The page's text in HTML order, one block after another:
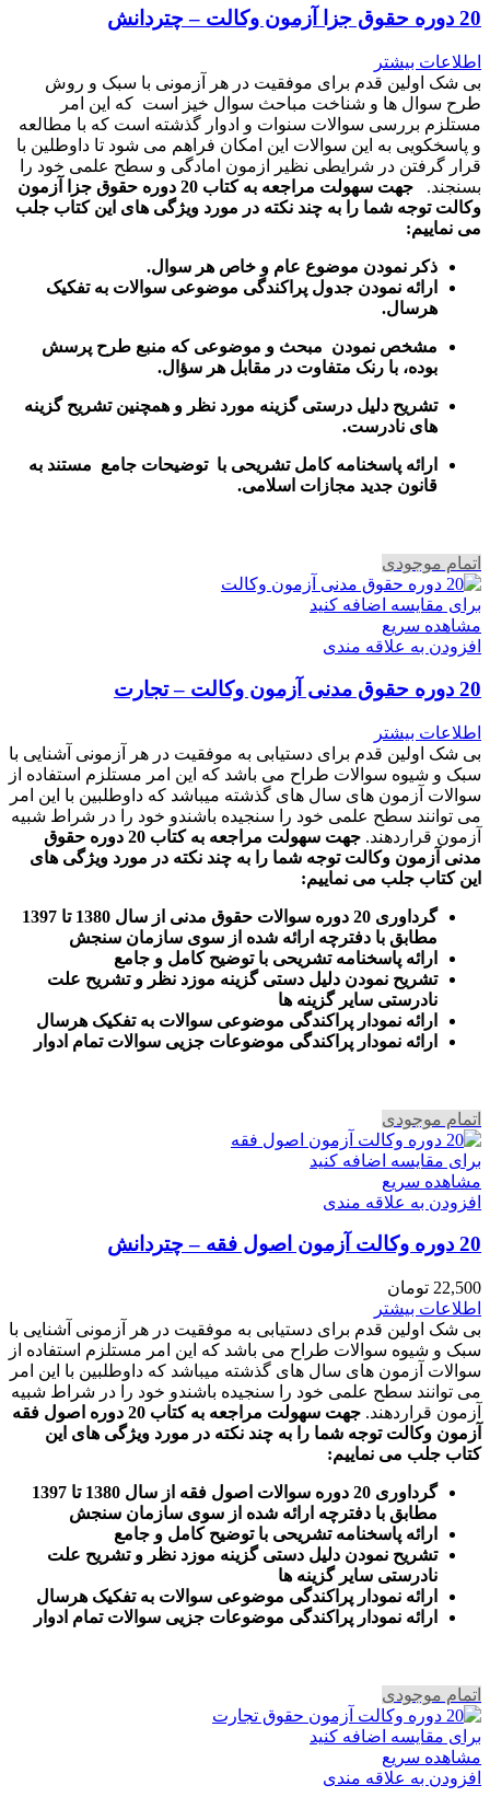
20 دوره حقوق جزا آزمون وکالت – چتردانش
اطلاعات بیشتر
بی شک اولین قدم برای موفقیت در هر آزمونی با سبک و روش
طرح سوال ها و شناخت مباحث سوال خیز است که این امر
مستلزم بررسی سوالات سنوات و ادوار گذشته است که با مطالعه
و پاسخکویی به این سوالات این امکان فراهم می شود تا داوطلین با
قرار گرفتن در شرایطی نظیر ازمون امادگی و سطح علمی خود را
بسنجند.
جهت سهولت مراجعه به کتاب 20 دوره حقوق جزا آزمون
وکالت توجه شما را به چند نکته در مورد ویژگی های این کتاب جلب
می نماییم:
ذکر نمودن موضوع عام و خاص هر سوال.
ارائه نمودن جدول پراکندگی موضوعی سوالات به تفکیک
هرسال.
مشخص نمودن مبحث و موضوعی که منبع طرح پرسش
بوده، با رنک متفاوت در مقابل هر سؤال.
تشریح دلیل درستی گزینه مورد نظر و همچنین تشریح گزینه
های نادرست.
ارائه پاسخنامه کامل تشریحی با توضیحات جامع مستند به
قانون جدید مجازات اسلامی.
اتمام موجودی
برای مقایسه اضافه کنید
مشاهده سریع
افزودن به علاقه مندی
20 دوره حقوق مدنی آزمون وکالت – تجارت
اطلاعات بیشتر
بی شک اولین قدم برای دستیابی به موفقیت در هر آزمونی آشنایی با
سبک و شیوه سوالات طراح می باشد که این امر مستلزم استفاده از
سوالات آزمون های سال های گذشته میباشد که داوطلبین با این امر
می توانند سطح علمی خود را سنجیده باشندو خود را در شراط شبیه
آزمون قراردهند.
جهت سهولت مراجعه به کتاب 20 دوره حقوق
مدنی آزمون وکالت توجه شما را به چند نکته در مورد ویژگی های
این کتاب جلب می نماییم:
گرداوری 20 دوره سوالات حقوق مدنی از سال 1380 تا 1397
مطابق با دفترچه ارائه شده از سوی سازمان سنجش
ارائه پاسخنامه تشریحی با توضیح کامل و جامع
تشریح نمودن دلیل دستی گزینه موزد نظر و تشریح علت
نادرستی سایر گزینه ها
ارائه نمودار پراکندگی موضوعی سوالات به تفکیک هرسال
رائه نمودار پراکندگی موضوعات جزیی سوالات تمام ادوار
اتمام موجودی
برای مقایسه اضافه کنید
مشاهده سریع
افزودن به علاقه مندی
20 دوره وکالت آزمون اصول فقه – چتردانش
22,500 تومان
اطلاعات بیشتر
بی شک اولین قدم برای دستیابی به موفقیت در هر آزمونی آشنایی با
سبک و شیوه سوالات طراح می باشد که این امر مستلزم استفاده از
سوالات آزمون های سال های گذشته میباشد که داوطلبین با این امر
می توانند سطح علمی خود را سنجیده باشندو خود را در شراط شبیه
آزمون قراردهند.
جهت سهولت مراجعه به کتاب 20 دوره اصول فقه
آزمون وکالت توجه شما را به چند نکته در مورد ویژگی های این
کتاب جلب می نماییم:
گرداوری 20 دوره سوالات اصول فقه از سال 1380 تا 1397
مطابق با دفترچه ارائه شده از سوی سازمان سنجش
ارائه پاسخنامه تشریحی با توضیح کامل و جامع
تشریح نمودن دلیل دستی گزینه موزد نظر و تشریح علت
نادرستی سایر گزینه ها
ارائه نمودار پراکندگی موضوعی سوالات به تفکیک هرسال
رائه نمودار پراکندگی موضوعات جزیی سوالات تمام ادوار
اتمام موجودی
برای مقایسه اضافه کنید
مشاهده سریع
افزودن به علاقه مندی